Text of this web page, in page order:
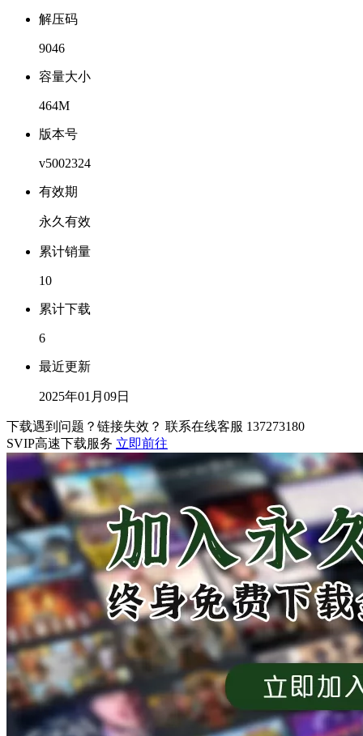
解压码
9046
容量大小
464M
版本号
v5002324
有效期
永久有效
累计销量
10
累计下载
6
最近更新
2025年01月09日
下载遇到问题？链接失效？ 联系在线客服 137273180
SVIP高速下载服务 立即前往